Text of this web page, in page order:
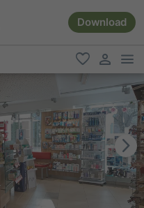
Download
favorit
user link